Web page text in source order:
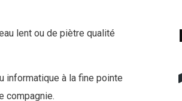
lent ou de piètre qualité
informatique à la fine pointe
compagnie.